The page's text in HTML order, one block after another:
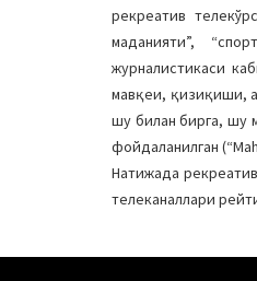
рекреатив
маданияти”,
журналистикаси
мавқеи, қизиқиши,
шу билан бирга, шу
фойдаланилган
Натижада
телеканаллари